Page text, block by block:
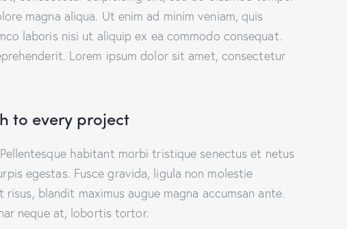
magna aliqua. Ut enim ad minim veniam, quis
laboris nisi ut aliquip ex ea commodo consequat.
Lorem ipsum dolor sit amet, consectetur
to every project
habitant morbi tristique senectus et netus
egestas. Fusce gravida, ligula non molestie
blandit maximus augue magna accumsan ante.
neque at, lobortis tortor.